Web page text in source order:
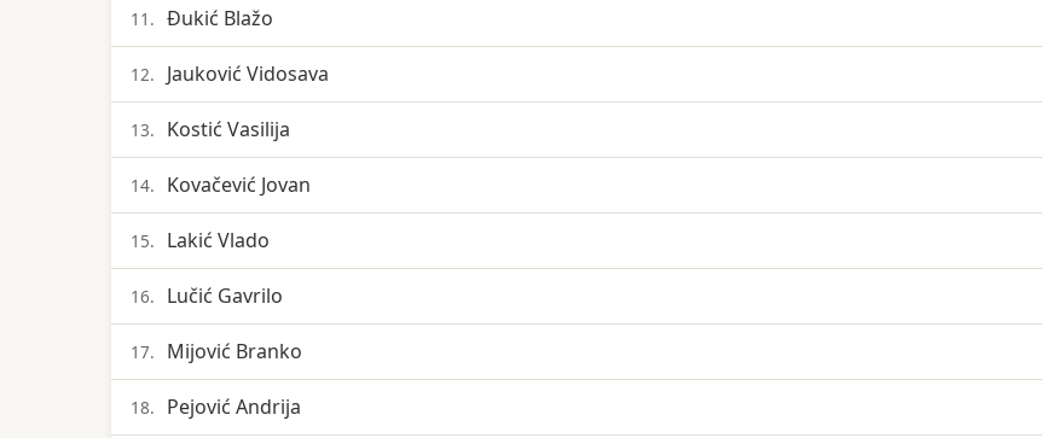
11. Đukić Blažo
12. Jauković Vidosava
13. Kostić Vasilija
14. Kovačević Jovan
15. Lakić Vlado
16. Lučić Gavrilo
17. Mijović Branko
18. Pejović Andrija